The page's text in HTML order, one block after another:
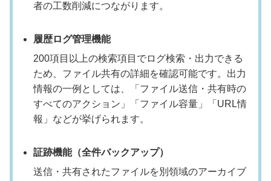
者の工数削減につながります。
履歴ログ管理機能
200項目以上の検索項目でログ検索・出力できる
ため、ファイル共有の詳細を確認可能です。出力
情報の一例としては、「ファイル送信・共有時の
すべてのアクション」「ファイル容量」「URL情
報」などが挙げられます。
証跡機能（全件バックアップ）
送信・共有されたファイルを別領域のアーカイブ